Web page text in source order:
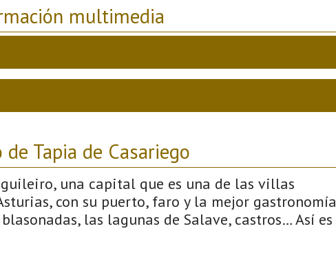
multimedia
de Tapia de Casariego
una capital que es una de las villas
con su puerto, faro y la mejor gastronomía
las lagunas de Salave, castros… Así es